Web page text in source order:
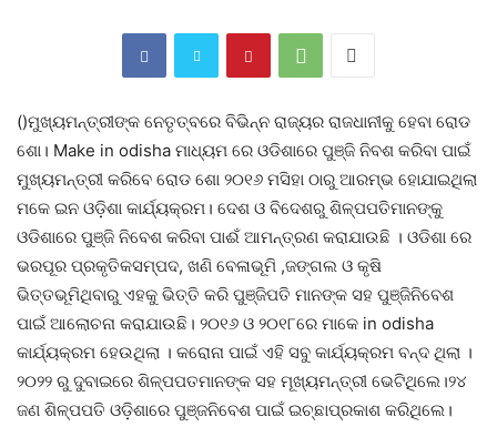
()ମୁଖ୍ୟମନ୍ତ୍ରୀଙ୍କ ନେତୃତ୍ବରେ ବିଭିନ୍ନ ରାଜ୍ୟର ରାଜଧାନୀକୁ ହେବା ରୋଡ
ଶୋ। Make in odisha ମାଧ୍ୟମ ରେ ଓଡିଶାରେ ପୁଞ୍ଜି ନିବଶ କରିବା ପାଇଁ
ମୁଖ୍ୟମନ୍ତ୍ରୀ କରିବେ ରୋଡ ଶୋ ୨୦୧୬ ମସିହା ଠାରୁ ଆରମ୍ଭ ହୋଯାଇଥିଲା
ମକେ ଇନ ଓଡ଼ିଶା କାର୍ଯ୍ୟକ୍ରମ। ଦେଶ ଓ ବିଦେଶରୁ ଶିଳ୍ପପତିମାନଙ୍କୁ
ଓଡିଶାରେ ପୁଞ୍ଜି ନିବେଶ କରିବା ପାଈଁ ଆମନ୍ତ୍ରଣ କରାଯାଉଛି । ଓଡିଶା ରେ
ଭରପୂର ପ୍ରକୃତିକସମ୍ପଦ, ଖଣି ବେଳାଭୂମି ,ଜଙ୍ଗଲ ଓ କୃଷି
ଭିତ୍ତଭୂମିଥିବାରୁ ଏହକୁ ଭିତ୍ତି କରି ପୁଞ୍ଜିପତି ମାନଙ୍କ ସହ ପୁଞ୍ଜିନିବେଶ
ପାଇଁ ଆଲୋଚନା କରାଯାଉଛି। ୨୦୧୬ ଓ ୨୦୧୮ରେ ମାକେ in odisha
କାର୍ଯ୍ୟକ୍ରମ ହେଉଥିଲା । କରୋନା ପାଇଁ ଏହି ସବୁ କାର୍ଯ୍ୟକ୍ରମ ବନ୍ଦ ଥିଲା ।
୨୦୨୨ ରୁ ଦୁବାଇରେ ଶିଳ୍ପପତମାନଙ୍କ ସହ ମୂଖ୍ୟମନ୍ତ୍ରୀ ଭେଟିଥିଲେ।୨୪
ଜଣ ଶିଳ୍ପପତି ଓଡ଼ିଶାରେ ପୁଞ୍ଜନିବେଶ ପାଇଁ ଇଚ୍ଛାପ୍ରକାଶ କରିଥିଲେ।